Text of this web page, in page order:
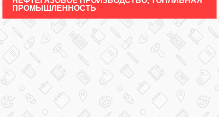
ПРОМЫШЛЕННОСТЬ